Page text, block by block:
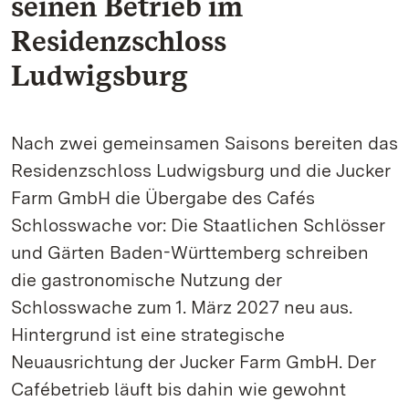
Residenzschloss
Ludwigsburg
Nach zwei gemeinsamen Saisons bereiten das
Residenzschloss Ludwigsburg und die Jucker
Farm GmbH die Übergabe des Cafés
Schlosswache vor: Die Staatlichen Schlösser
und Gärten Baden-Württemberg schreiben
die gastronomische Nutzung der
Schlosswache zum 1. März 2027 neu aus.
Hintergrund ist eine strategische
Neuausrichtung der Jucker Farm GmbH. Der
Cafébetrieb läuft bis dahin wie gewohnt